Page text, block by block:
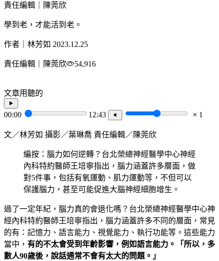
責任編輯｜陳莞欣
學到老，才能活到老。
作者｜林芳如 2023.12.25
責任編輯｜陳莞欣 54,916
文章用聽的
00:00 12:43 1
文／林芳如 攝影／葉琳喬 責任編輯／陳莞欣
編按：腦力如何逆轉？台北榮總神經醫學中心神經
內科特約醫師王培寧指出，腦力涵蓋許多層面，做
對5件事，包括有氧運動、肌力運動等，不但可以
保護腦力，甚至可能促進大腦神經細胞增生。
過了一定年紀，腦力真的會退化嗎？台北榮總神經醫學中心神
經內科特約醫師王培寧指出，腦力涵蓋許多不同的層面，常見
的有：記憶力、語言能力、視覺能力、執行功能等。這些能力
當中， 有的不太會受到年齡影響，例如語言能力。「所以，多
數人90歲後，說話通常不會有太大的問題。」